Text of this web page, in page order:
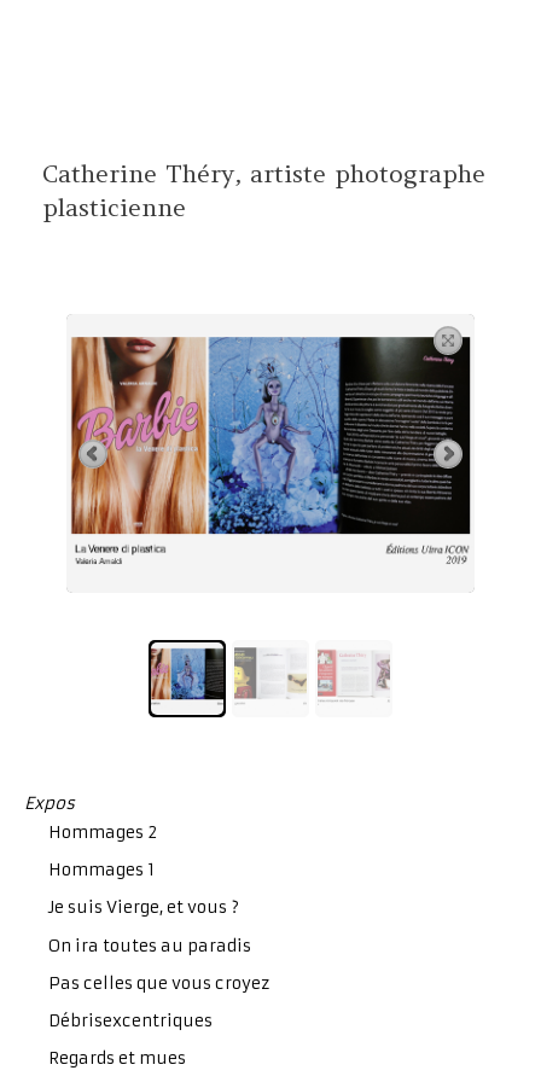
Expos
Hommages 2
Hommages 1
Je suis Vierge, et vous ?
On ira toutes au paradis
Pas celles que vous croyez
Débrisexcentriques
Regards et mues
Catherine Théry, artiste photographe
plasticienne